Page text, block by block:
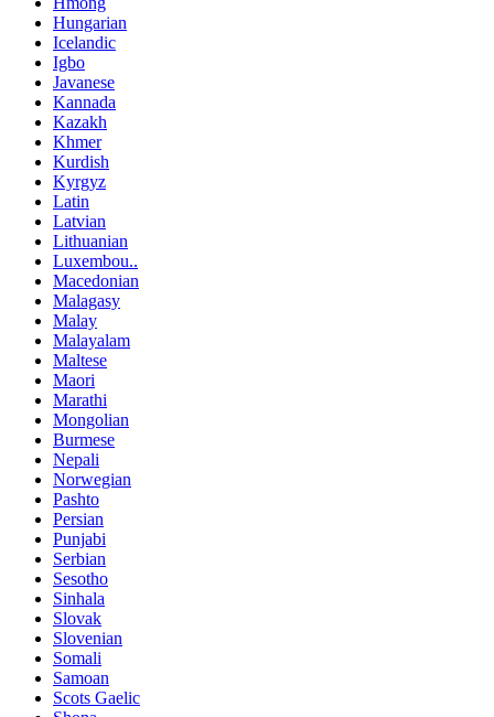
Hungarian
Icelandic
Igbo
Javanese
Kannada
Kazakh
Khmer
Kurdish
Kyrgyz
Latin
Latvian
Lithuanian
Luxembou..
Macedonian
Malagasy
Malay
Malayalam
Maltese
Maori
Marathi
Mongolian
Burmese
Nepali
Norwegian
Pashto
Persian
Punjabi
Serbian
Sesotho
Sinhala
Slovak
Slovenian
Somali
Samoan
Scots Gaelic